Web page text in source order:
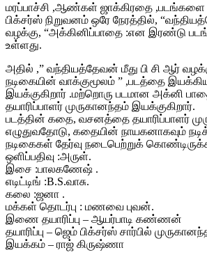
மரப்பாச்சி ,ஆண்கள் ஜாக்கிரதை ,படங்களை
பிக்சர்ஸ் நிறுவனம் ஒரே நேரத்தில்,
வழக்கு, “அக்கினிப்பாதை :என இரண்டு
உள்ளது.
அதில் ,” வந்தியத்தேவன் மீது பி சி ஆர்
நடிகையின் வாக்குமூலம் ” ,படத்தை
இயக்குகிறார் .மற்றொரு படமான அக்னி
தயாரிப்பாளர் முருகானந்தம் இயக்குகிறார்.
படத்தின் கதை, வசனத்தை தயாரிப்பாளர்
எழுதுவதோடு, கதையின் நாயகனாகவும்
நடிகைகள் தேர்வு நடைபெற்றுக்
ஒளிப்பதிவு :அருள்.
இசை :பாலகணேஷ் .
எடிட்டிங் :B.S.வாசு.
கலை :ஜனா .
மக்கள் தொடர்பு : மணவை புவன்.
இணை தயாரிப்பு – ஆயர்பாடி கண்ணன்
தயாரிப்பு – ஜெம் பிக்சர்ஸ் சார்பில்
இயக்கம் – ராஜ் கிருஷ்ணா